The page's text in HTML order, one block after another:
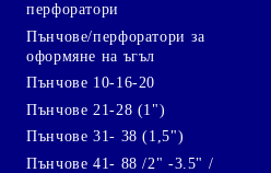
перфоратори
Пънчове/перфоратори за
оформяне на ъгъл
Пънчове 10-16-20
Пънчове 21-28 (1")
Пънчове 31- 38 (1,5")
Пънчове 41- 88 /2" -3.5" /